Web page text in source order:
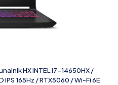
HX INTEL i7-14650HX /
IPS 165Hz / RTX5060 / Wi-Fi 6E